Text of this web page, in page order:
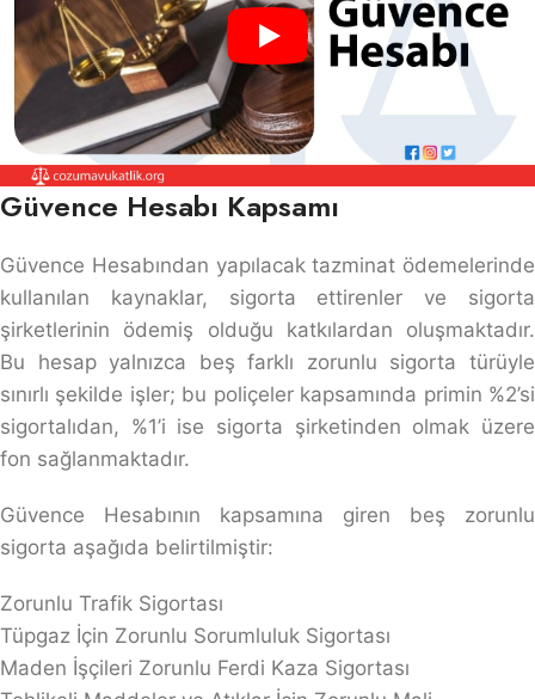
Güvence Hesabı Kapsamı
Güvence Hesabından yapılacak tazminat ödemelerinde
kullanılan kaynaklar, sigorta ettirenler ve sigorta
şirketlerinin ödemiş olduğu katkılardan oluşmaktadır.
Bu hesap yalnızca beş farklı zorunlu sigorta türüyle
sınırlı şekilde işler; bu poliçeler kapsamında primin %2’si
sigortalıdan, %1’i ise sigorta şirketinden olmak üzere
fon sağlanmaktadır.
Güvence Hesabının kapsamına giren beş zorunlu
sigorta aşağıda belirtilmiştir:
Zorunlu Trafik Sigortası
Tüpgaz İçin Zorunlu Sorumluluk Sigortası
Maden İşçileri Zorunlu Ferdi Kaza Sigortası